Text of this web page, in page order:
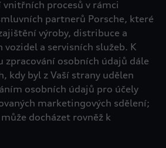
vnitřních procesů v rámci
partnerů Porsche, které
výroby, distribuce a
a servisních služeb. K
zpracování osobních údajů dále
kdy byl z Vaší strany udělen
osobních údajů pro účely
marketingových sdělení;
docházet rovněž k